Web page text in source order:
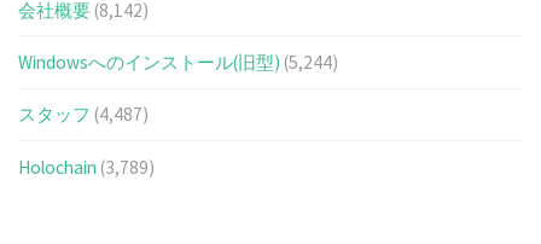
会社概要 (8,142)
Windowsへのインストール(旧型) (5,244)
スタッフ (4,487)
Holochain (3,789)